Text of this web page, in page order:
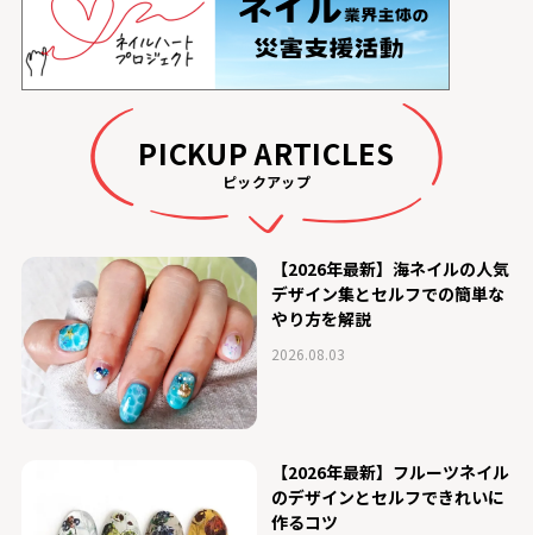
PICKUP ARTICLES
ピックアップ
【2026年最新】海ネイルの人気
デザイン集とセルフでの簡単な
やり方を解説
2026.08.03
【2026年最新】フルーツネイル
のデザインとセルフできれいに
作るコツ